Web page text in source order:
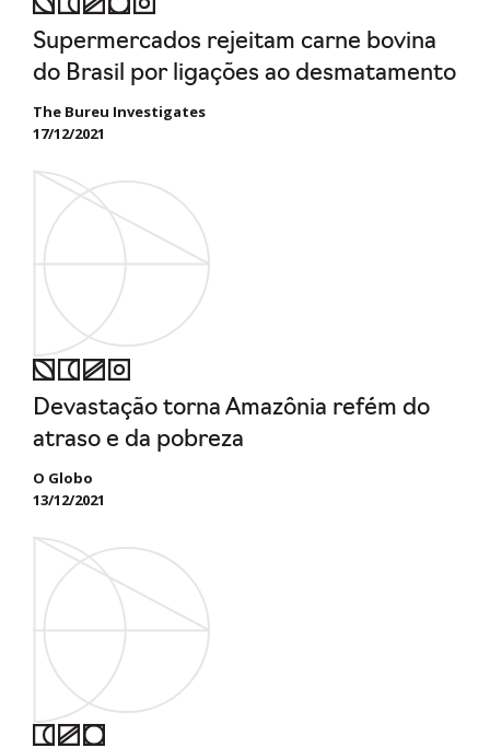
Supermercados rejeitam carne bovina
do Brasil por ligações ao desmatamento
The Bureu Investigates
17/12/2021
Devastação torna Amazônia refém do
atraso e da pobreza
O Globo
13/12/2021